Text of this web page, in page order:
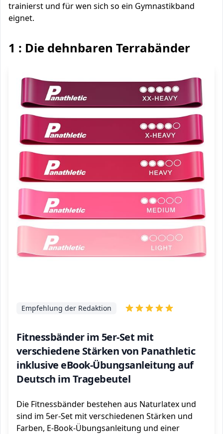
trainierst und für wen sich so ein Gymnastikband
eignet.
1 : Die dehnbaren Terrabänder
Fitnessbänder im 5er-Set mit
verschiedene Stärken von Panathletic
inklusive eBook-Übungsanleitung auf
Deutsch im Tragebeutel
Empfehlung der Redaktion
Die Fitnessbänder bestehen aus Naturlatex und
sind im 5er-Set mit verschiedenen Stärken und
Farben, E-Book-Übungsanleitung und einer